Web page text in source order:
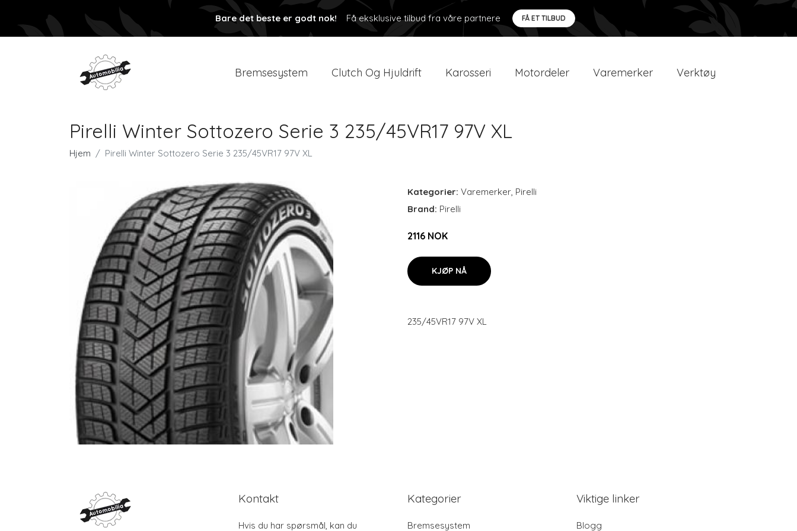
Bare det beste er godt nok! Få eksklusive tilbud fra våre partnere FÅ ET TILBUD
Bremsesystem Clutch Og Hjuldrift Karosseri Motordeler Varemerker Verktøy
Pirelli Winter Sottozero Serie 3 235/45VR17 97V XL
Hjem Pirelli Winter Sottozero Serie 3 235/45VR17 97V XL
Kategorier: Varemerker, Pirelli
Brand: Pirelli
2116 NOK
KJØP NÅ
235/45VR17 97V XL
Kontakt
Hvis du har spørsmål, kan du
Kategorier
Bremsesystem
Viktige linker
Blogg